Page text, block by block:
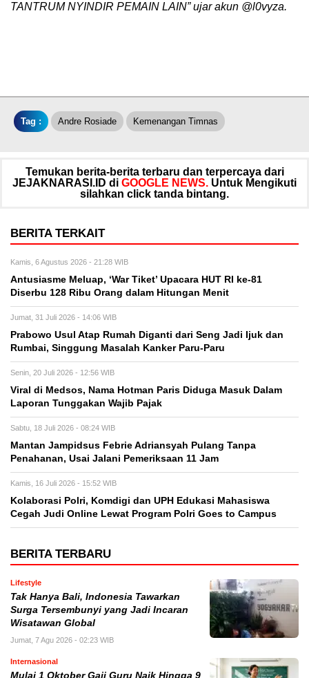
TANTRUM NYINDIR PEMAIN LAIN” ujar akun @l0vyza.
Tag : Andre Rosiade Kemenangan Timnas
Temukan berita-berita terbaru dan terpercaya dari
JEJAKNARASI.ID di GOOGLE NEWS. Untuk Mengikuti
silahkan click tanda bintang.
BERITA TERKAIT
Kamis, 6 Agustus 2026 - 21:28 WIB
Antusiasme Meluap, ‘War Tiket’ Upacara HUT RI ke-81
Diserbu 128 Ribu Orang dalam Hitungan Menit
Jumat, 31 Juli 2026 - 14:06 WIB
Prabowo Usul Atap Rumah Diganti dari Seng Jadi Ijuk dan
Rumbai, Singgung Masalah Kanker Paru-Paru
Senin, 20 Juli 2026 - 12:56 WIB
Viral di Medsos, Nama Hotman Paris Diduga Masuk Dalam
Laporan Tunggakan Wajib Pajak
Sabtu, 18 Juli 2026 - 08:24 WIB
Mantan Jampidsus Febrie Adriansyah Pulang Tanpa
Penahanan, Usai Jalani Pemeriksaan 11 Jam
Kamis, 16 Juli 2026 - 15:52 WIB
Kolaborasi Polri, Komdigi dan UPH Edukasi Mahasiswa
Cegah Judi Online Lewat Program Polri Goes to Campus
BERITA TERBARU
Lifestyle
Tak Hanya Bali, Indonesia Tawarkan
Surga Tersembunyi yang Jadi Incaran
Wisatawan Global
Jumat, 7 Agu 2026 - 02:23 WIB
Internasional
Mulai 1 Oktober Gaji Guru Naik Hingga 9